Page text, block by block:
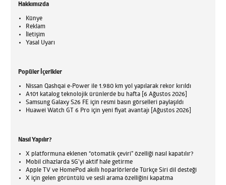
Hakkımızda
Künye
Reklam
İletişim
Yasal Uyarı
Popüler İçerikler
Nissan Qashqai e-Power ile 1.980 km yol yapılarak rekor kırıldı
A101 katalog teknolojik ürünlerde bu hafta [6 Ağustos 2026]
Samsung Galaxy S26 FE için resmi basın görselleri paylaşıldı
Huawei Watch GT 6 Pro için yeni fiyat avantajı [Ağustos 2026]
Nasıl Yapılır?
X platformuna eklenen “otomatik çeviri” özelliği nasıl kapatılır?
Mobil cihazlarda 5G’yi aktif hale getirme
Apple TV ve HomePod akıllı hoparlörlerde Türkçe Siri dil desteği
X için gelen görüntülü ve sesli arama özelliğini kapatma